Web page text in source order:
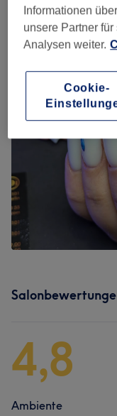
Unsere Arbeit
Bild anklicken für
4,8
Ambiente
Informationen
unsere Partner
Analysen weiter.
Cookie-